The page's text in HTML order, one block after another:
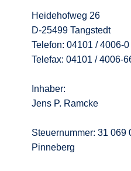
Heidehofweg 26
D-25499 Tangstedt
Telefon: 04101 / 4006-0
Telefax: 04101 / 4006-
Inhaber:
Jens P. Ramcke
Steuernummer: 31 069
Pinneberg